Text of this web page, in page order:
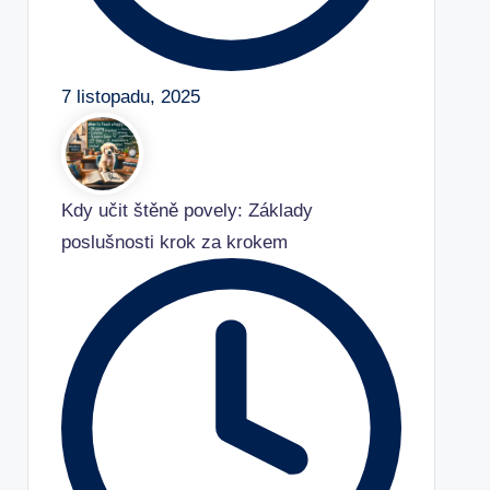
7 listopadu, 2025
Kdy učit štěně povely: Základy
poslušnosti krok za krokem